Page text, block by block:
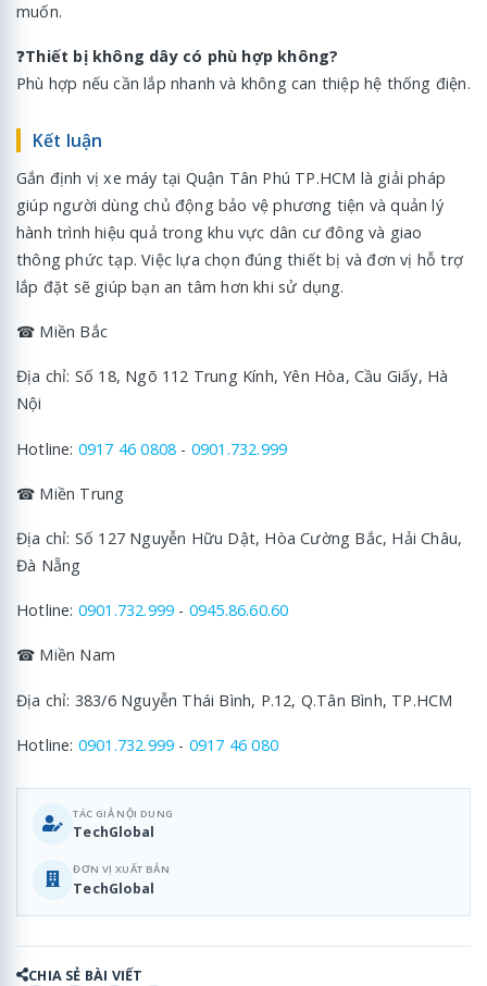
muốn.
❓Thiết bị không dây có phù hợp không?
Phù hợp nếu cần lắp nhanh và không can thiệp hệ thống điện.
Kết luận
Gắn định vị xe máy tại Quận Tân Phú TP.HCM là giải pháp
giúp người dùng chủ động bảo vệ phương tiện và quản lý
hành trình hiệu quả trong khu vực dân cư đông và giao
thông phức tạp. Việc lựa chọn đúng thiết bị và đơn vị hỗ trợ
lắp đặt sẽ giúp bạn an tâm hơn khi sử dụng.
☎ Miền Bắc
Địa chỉ: Số 18, Ngõ 112 Trung Kính, Yên Hòa, Cầu Giấy, Hà
Nội
Hotline: 0917 46 0808 - 0901.732.999
☎ Miền Trung
Địa chỉ: Số 127 Nguyễn Hữu Dật, Hòa Cường Bắc, Hải Châu,
Đà Nẵng
Hotline: 0901.732.999 - 0945.86.60.60
☎ Miền Nam
Địa chỉ: 383/6 Nguyễn Thái Bình, P.12, Q.Tân Bình, TP.HCM
Hotline: 0901.732.999 - 0917 46 080
TÁC GIẢ NỘI DUNG
TechGlobal
ĐƠN VỊ XUẤT BẢN
TechGlobal
CHIA SẺ BÀI VIẾT